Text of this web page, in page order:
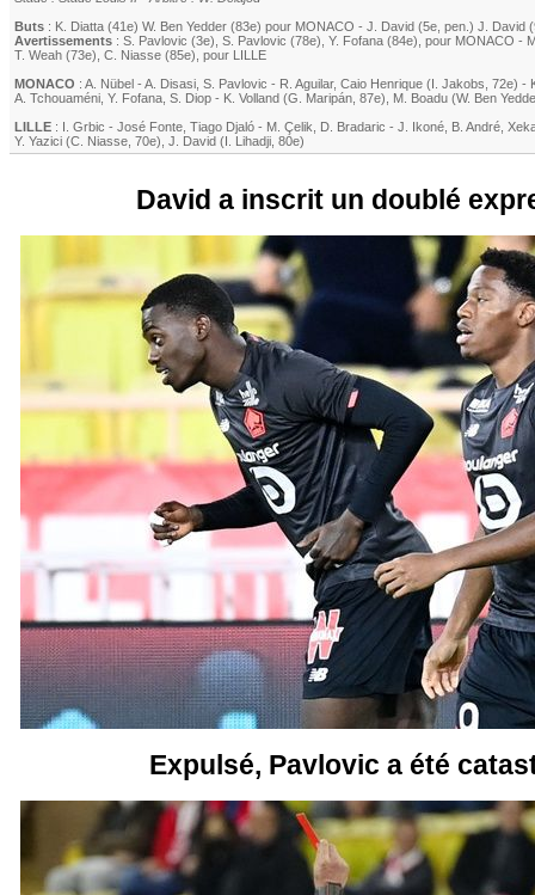
Buts : K. Diatta (41e) W. Ben Yedder (83e) pour MONACO - J. David (5e, pen.) J. David
Avertissements : S. Pavlovic (3e) S. Pavlovic (78e) Y. Fofana (84e) , pour MONACO -
T. Weah (73e) C. Niasse (85e) , pour LILLE
MONACO : A. Nübel - A. Disasi S. Pavlovic - R. Aguilar, Caio Henrique (I. Jakobs , 72e) -
A. Tchouaméni Y. Fofana S. Diop - K. Volland (G. Maripán , 87e) M. Boadu (W. Ben
LILLE : I. Grbic - José Fonte Tiago Djaló - M. Çelik D. Bradaric - J. Ikoné B. André
Y. Yazici (C. Niasse , 70e) J. David (I. Lihadji , 80e)
David a inscrit un doublé
Expulsé, Pavlovic a été